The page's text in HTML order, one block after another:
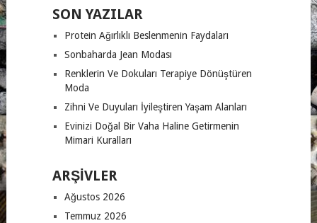
SON YAZILAR
Protein Ağırlıklı Beslenmenin Faydaları
Sonbaharda Jean Modası
Renklerin Ve Dokuları Terapiye Dönüştüren
Moda
Zihni Ve Duyuları İyileştiren Yaşam Alanları
Evinizi Doğal Bir Vaha Haline Getirmenin
Mimari Kuralları
ARŞIVLER
Ağustos 2026
Temmuz 2026